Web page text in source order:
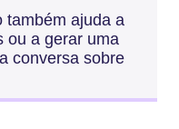
também ajuda a
ou a gerar uma
conversa sobre